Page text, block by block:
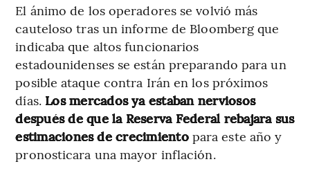
El ánimo de los operadores se volvió más
cauteloso tras un informe de Bloomberg que
indicaba que altos funcionarios
estadounidenses se están preparando para un
posible ataque contra Irán en los próximos
días.Los mercados ya estaban nerviosos
después de que la Reserva Federal rebajara sus
estimaciones de crecimientopara este año y
pronosticara una mayor inflación.